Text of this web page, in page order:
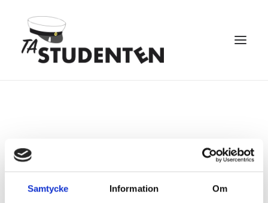
Samtycke Information Om
STUDENTSKYLTAR
399
50x70
ADD TO CART